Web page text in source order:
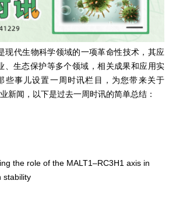
代生物科学领域的一项革命性技术，其应
、生态保护等多个领域，相关成果和应用实
些事儿设置一周时讯栏目，为您带来关于
新闻，以下是过去一周时讯的简单总结：
the role of the MALT1–RC3H1 axis in
stability